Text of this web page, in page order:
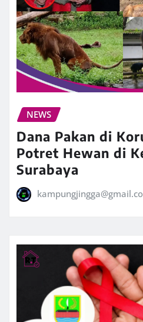
NEWS
Dana Pakan di
Potret Hewan di
Surabaya